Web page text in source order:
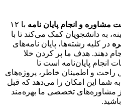
مشاوره و انجام پایان نامه
با ۱۲
به دانشجویان کمک می‌کند تا با
در کلیه رشته‌ها، پایان نامه‌های
دهند. هدف ما پر کردن خلا
انجام پایان‌نامه است تا
راحت و اطمینان خاطر، پروژه‌های
شما این امکان را می‌دهد که قبل
از مشاوره‌های تخصصی ما بهره‌مند